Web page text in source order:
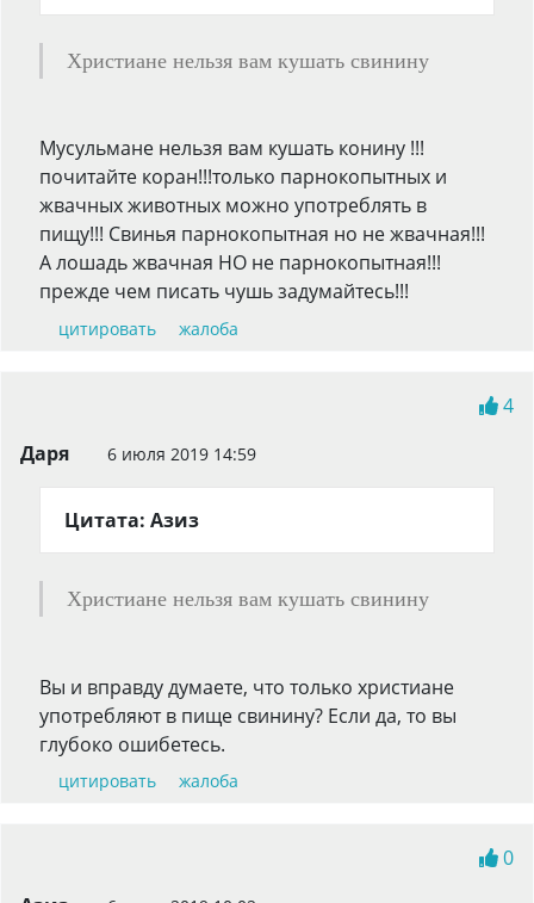
Христиане нельзя вам кушать свинину
Мусульмане нельзя вам кушать конину !!!
почитайте коран!!!только парнокопытных и
жвачных животных можно употреблять в
пищу!!! Свинья парнокопытная но не жвачная!!!
А лошадь жвачная НО не парнокопытная!!!
прежде чем писать чушь задумайтесь!!!
цитировать жалоба
4
Даря
6 июля 2019 14:59
Цитата: Азиз
Христиане нельзя вам кушать свинину
Вы и вправду думаете, что только христиане
употребляют в пище свинину? Если да, то вы
глубоко ошибетесь.
цитировать жалоба
0